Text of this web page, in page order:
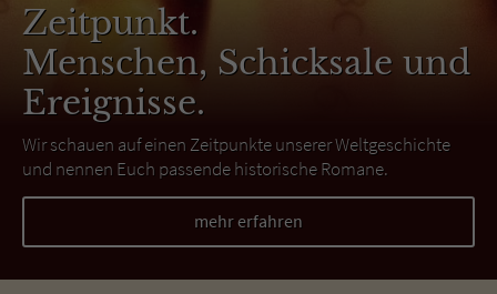
Zeitpunkt.
Menschen, Schicksale und
Ereignisse.
Wir schauen auf einen Zeitpunkte unserer Weltgeschichte
und nennen Euch passende historische Romane.
mehr erfahren